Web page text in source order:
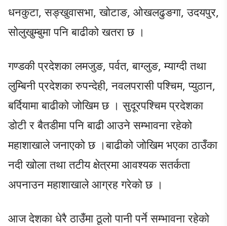
धनकुटा, सङ्खुवासभा, खोटाङ, ओखलढुङगा, उदयपुर,
सोलुखुम्बुमा पनि बाढीको खतरा छ ।
गण्डकी प्रदेशका लमजुङ, पर्वत, बाग्लुङ, म्याग्दी तथा
लुम्बिनी प्रदेशका रुपन्देही, नवलपरासी पश्चिम, प्युठान,
बर्दियामा बाढीको जोखिम छ । सुदूरपश्चिम प्रदेशका
डोटी र बैतडीमा पनि बाढी आउने सम्भावना रहेको
महाशाखाले जनाएको छ ।बाढीको जोखिम भएका ठाउँका
नदी खोला तथा तटीय क्षेत्रमा आवश्यक सतर्कता
अपनाउन महाशाखाले आग्रह गरेको छ ।
आज देशका धेरै ठाउँमा ठूलो पानी पर्ने सम्भावना रहेको